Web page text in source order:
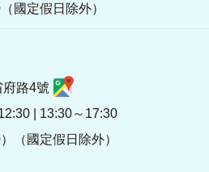
國定假日除外）
路4號
| 13:30～17:30
（國定假日除外）